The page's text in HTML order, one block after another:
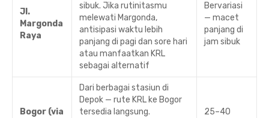
Jl.
Margonda
Raya
sibuk. Jika rutinitasmu
melewati Margonda,
antisipasi waktu lebih
panjang di pagi dan sore hari
atau manfaatkan KRL
sebagai alternatif
Bervariasi
— macet
panjang di
jam sibuk
Bogor (via
Dari berbagai stasiun di
Depok — rute KRL ke Bogor
tersedia langsung.
25–40